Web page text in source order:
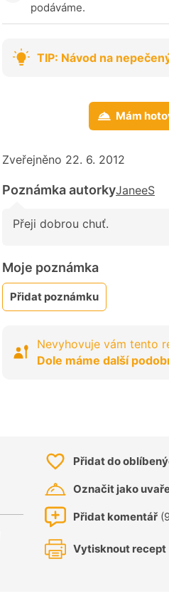
podáváme.
TIP: Návod na
Mám
Zveřejněno 22. 6. 2012
Poznámka autorkyJaneeS
Přeji dobrou chuť.
Moje poznámka
Přidat poznámku
Nevyhovuje vám tento
Dole máme další
Přidat do
Označit jako
Přidat komentář
Vytisknout recept